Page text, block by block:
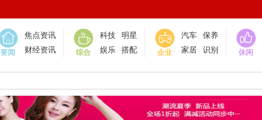
要闻
焦点资讯
财经资讯
综合
科技
明星
娱乐
搭配 企业
汽车
保养
家居
识别 休闲